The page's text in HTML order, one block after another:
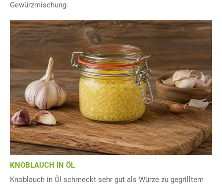
Gewürzmischung.
KNOBLAUCH IN ÖL
Knoblauch in Öl schmeckt sehr gut als Würze zu gegrilltem